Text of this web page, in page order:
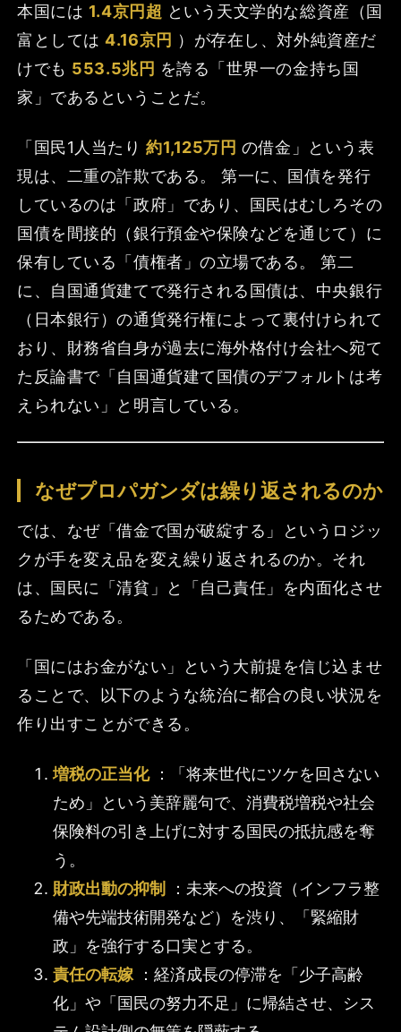
本国には 1.4京円超 という天文学的な総資産（国
富としては4.16京円 ）が存在し、対外純資産だ
けでも 553.5兆円 を誇る「世界一の金持ち国
家」であるということだ。
「国民1人当たり約1,125万円 の借金」という表
現は、二重の詐欺である。 第一に、国債を発行
しているのは「政府」であり、国民はむしろその
国債を間接的（銀行預金や保険などを通じて）に
保有している「債権者」の立場である。 第二
に、自国通貨建てで発行される国債は、中央銀行
（日本銀行）の通貨発行権によって裏付けられて
おり、財務省自身が過去に海外格付け会社へ宛て
た反論書で「自国通貨建て国債のデフォルトは考
えられない」と明言している。
なぜプロパガンダは繰り返されるのか
では、なぜ「借金で国が破綻する」というロジッ
クが手を変え品を変え繰り返されるのか。それ
は、国民に「清貧」と「自己責任」を内面化させ
るためである。
「国にはお金がない」という大前提を信じ込ませ
ることで、以下のような統治に都合の良い状況を
作り出すことができる。
増税の正当化：「将来世代にツケを回さない
ため」という美辞麗句で、消費税増税や社会
保険料の引き上げに対する国民の抵抗感を奪
う。
財政出動の抑制
：未来への投資（インフラ整
備や先端技術開発など）を渋り、「緊縮財
政」を強行する口実とする。
責任の転嫁 ：経済成長の停滞を「少子高齢
化」や「国民の努力不足」に帰結させ、シス